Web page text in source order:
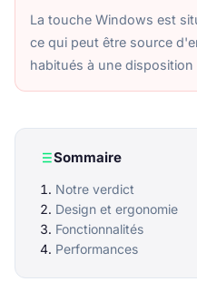
La touche Windows est
ce qui peut être source
habitués à une disposition
Sommaire
Notre verdict
Design et ergonomie
Fonctionnalités
Performances